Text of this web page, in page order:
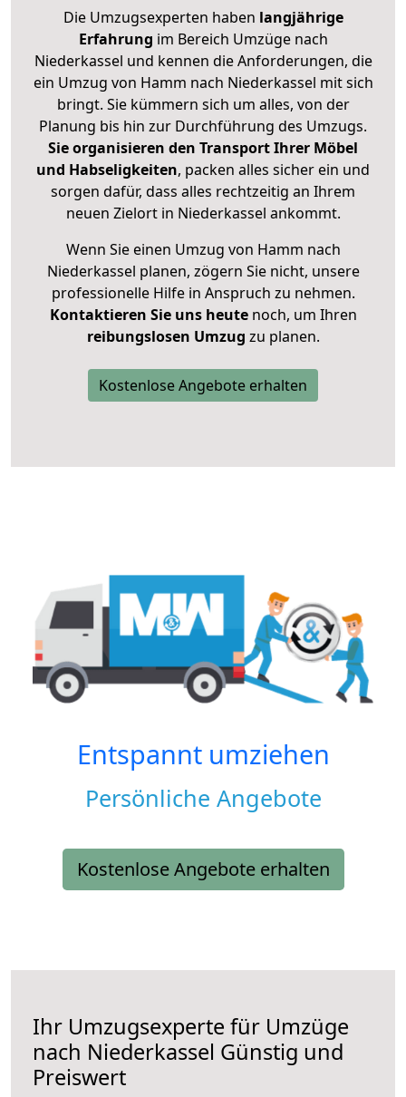
Die Umzugsexperten haben langjährige
Erfahrung im Bereich Umzüge nach
Niederkassel und kennen die Anforderungen, die
ein Umzug von Hamm nach Niederkassel mit sich
bringt. Sie kümmern sich um alles, von der
Planung bis hin zur Durchführung des Umzugs.
Sie organisieren den Transport Ihrer Möbel
und Habseligkeiten, packen alles sicher ein und
sorgen dafür, dass alles rechtzeitig an Ihrem
neuen Zielort in Niederkassel ankommt.
Wenn Sie einen Umzug von Hamm nach
Niederkassel planen, zögern Sie nicht, unsere
professionelle Hilfe in Anspruch zu nehmen.
Kontaktieren Sie uns heutenoch, um Ihren
reibungslosen Umzug zu planen.
Kostenlose Angebote erhalten
Entspannt umziehen
Persönliche Angebote
Kostenlose Angebote erhalten
Ihr Umzugsexperte für Umzüge
nach Niederkassel Günstig und
Preiswert